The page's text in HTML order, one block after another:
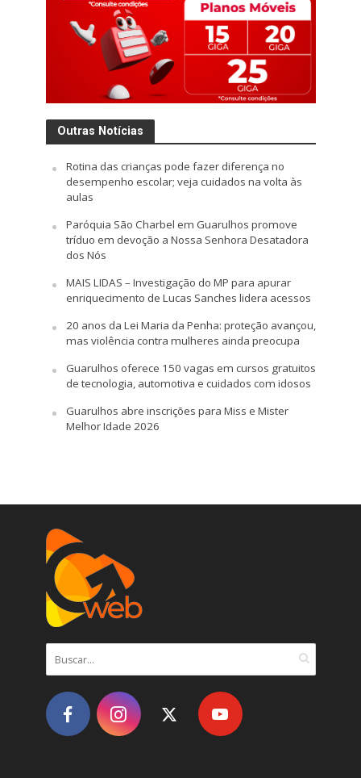
Outras Notícias
Rotina das crianças pode fazer diferença no
desempenho escolar; veja cuidados na volta às
aulas
Paróquia São Charbel em Guarulhos promove
tríduo em devoção a Nossa Senhora Desatadora
dos Nós
MAIS LIDAS – Investigação do MP para apurar
enriquecimento de Lucas Sanches lidera acessos
20 anos da Lei Maria da Penha: proteção avançou,
mas violência contra mulheres ainda preocupa
Guarulhos oferece 150 vagas em cursos gratuitos
de tecnologia, automotiva e cuidados com idosos
Guarulhos abre inscrições para Miss e Mister
Melhor Idade 2026